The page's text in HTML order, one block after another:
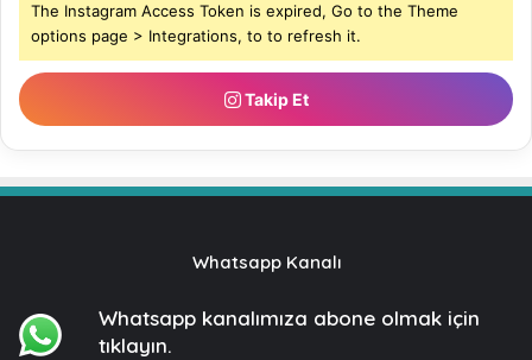
The Instagram Access Token is expired, Go to the Theme
options page > Integrations, to to refresh it.
Takip Et
Whatsapp Kanalı
Whatsapp kanalımıza abone olmak için
tıklayın.